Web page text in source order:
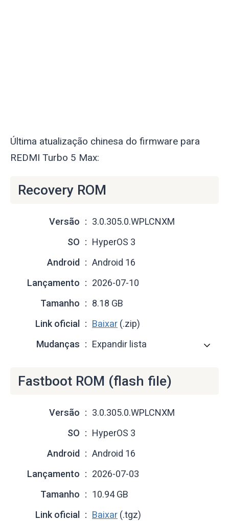
Última atualização chinesa do firmware para
REDMI Turbo 5 Max:
Recovery ROM
Versão
3.0.305.0.WPLCNXM
SO
HyperOS 3
Android
Android 16
Lançamento
2026-07-10
Tamanho
8.18 GB
Link oficial
Baixar (.zip)
Mudanças
Expandir lista
Fastboot ROM (flash file)
Versão
3.0.305.0.WPLCNXM
SO
HyperOS 3
Android
Android 16
Lançamento
2026-07-03
Tamanho
10.94 GB
Link oficial
Baixar (.tgz)